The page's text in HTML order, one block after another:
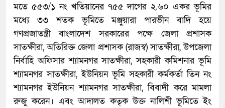
মতে ৫৫৩/১ নং খতিয়ানের ৭৫৫ দাগের ২.৬০ একর ভূমির
মধ্যে ৩৩ শতক ভূমিতে মঞ্জুয়ারা পারভীন বাদি হয়ে
গণপ্রজাতন্ত্রী বাংলাদেশ সরকারের পক্ষে জেলা প্রশাসক
সাতক্ষীরা, অতিরিক্ত জেলা প্রশাসক (রাজস্ব) সাতক্ষীরা, উপজেলা
নির্বাহি অফিসার শ্যামনগর সাতক্ষীরা, সহকারী কমিশনার ভূমি
শ্যামনগর সাতক্ষীরা, ইউনিয়ন ভূমি সহকারী কর্মকর্তা তিন নং
শ্যামনগর ইউনিয়ন শ্যামনগর সাতক্ষীরা, বিবাদী করে মামলা
রুজু করেন। এবং আদালত কতৃক উক্ত নালিশী ভূমিতে ইং